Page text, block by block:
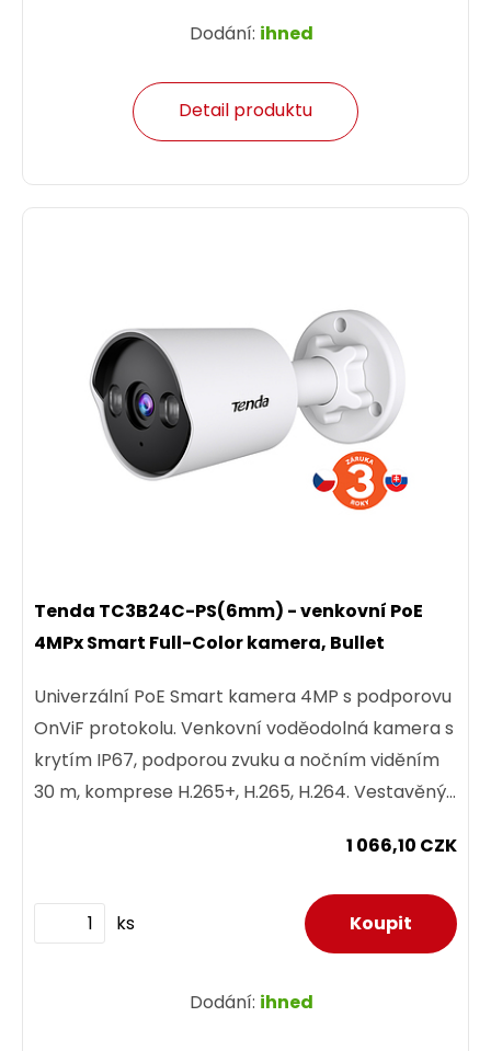
Dodání: ihned
Detail produktu
Tenda TC3B24C-PS(6mm) - venkovní PoE
4MPx Smart Full-Color kamera, Bullet
Univerzální PoE Smart kamera 4MP s podporovu
OnViF protokolu. Venkovní voděodolná kamera s
krytím IP67, podporou zvuku a nočním viděním
30 m, komprese H.265+, H.265, H.264. Vestavěný
1 066,10 CZK
ks
Dodání: ihned